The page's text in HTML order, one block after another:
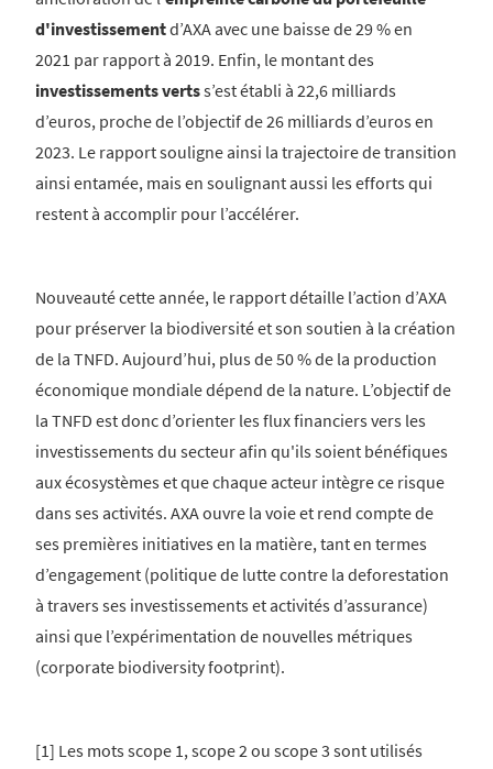
d'investissementd’AXA avec une baisse de 29 % en
2021 par rapport à 2019. Enfin, le montant des
investissements vertss’est établi à 22,6 milliards
d’euros, proche de l’objectif de 26 milliards d’euros en
2023. Le rapport souligne ainsi la trajectoire de transition
ainsi entamée, mais en soulignant aussi les efforts qui
restent à accomplir pour l’accélérer.
Nouveauté cette année, le rapport détaille l’action d’AXA
pour préserver la biodiversité et son soutien à la création
de la TNFD. Aujourd’hui, plus de 50 % de la production
économique mondiale dépend de la nature. L’objectif de
la TNFD est donc d’orienter les flux financiers vers les
investissements du secteur afin qu'ils soient bénéfiques
aux écosystèmes et que chaque acteur intègre ce risque
dans ses activités. AXA ouvre la voie et rend compte de
ses premières initiatives en la matière, tant en termes
d’engagement (politique de lutte contre la deforestation
à travers ses investissements et activités d’assurance)
ainsi que l’expérimentation de nouvelles métriques
(corporate biodiversity footprint).
[1] Les mots scope 1, scope 2 ou scope 3 sont utilisés